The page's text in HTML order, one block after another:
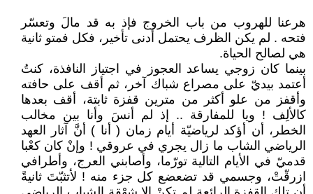
هرعنا للهروب من باب الخروج فإذ به قد مالَ وتعسّر
فتحه . لم يكن الظرف يحتمل أدنى تأخير، فكل فمتو ثانية
هي لصالح الحياة.
بينما كان زوجي يساعد العجوز في اجتياز النافذة، كنتُ
أعتمد بيديّ على مصراع شباك آخر، ثم أقف على حافته
وأقفز من علو أكثر من مترين قفزة ثابتة، أقف بعدها
كالألِف ! ويا للمفارقة .. إذ لم أنسَ وأنا بين مخالب
الخطر، أن أؤكد لرياضيّة أيام زمان ( أنا ) أنَّ آثار العهد
الرياضي الشاب ما زال يجري في عروقي ! وإنْ كان كعْبا
قدميّ في الأيام التالية تورّما، وأصابني العرج، وأطرافي
ازرقّتْ، وجسمي قد تضعضع كل جزء منه ! لأتثبّتَ ثانيةً